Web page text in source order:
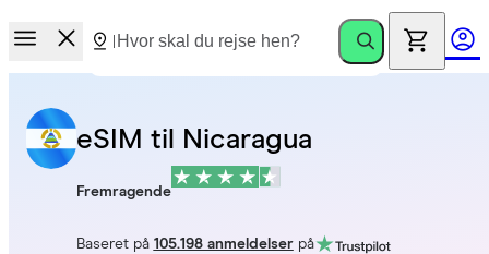
eSIM til Nicaragua
Fremragende
Baseret på 105.198 anmeldelserpå